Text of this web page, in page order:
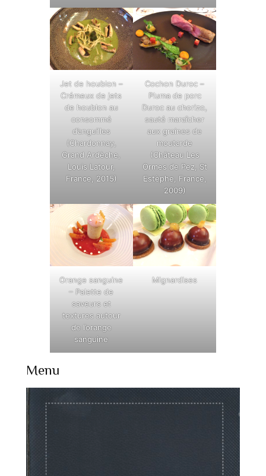
Jet de houblon –
Crémeux de jets
de houblon au
consommé
d’anguilles
(Chardonnay,
Grand Ardèche,
Louis Latour,
France, 2015)
Cochon Duroc –
Pluma de porc
Duroc au chorizo,
sauté maraîcher
aux graines de
moutarde
(Château Les
Ormes de Pez, St
Estèphe, France,
2009)
Orange sanguine
– Palette de
saveurs et
textures autour
de l’orange
sanguine
Mignardises
Menu